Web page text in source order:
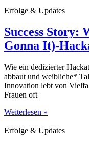
Erfolge & Updates
Success Story:
Gonna It)-
Wie ein dedizierter
abbaut und weibliche*
Innovation lebt von
Frauen oft
Weiterlesen »
Erfolge & Updates